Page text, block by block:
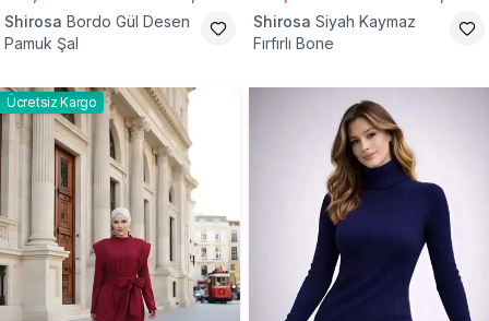
Shirosa Bordo Gül Desen
Pamuk Şal
Shirosa Siyah Kaymaz
Fırfırlı Bone
Ücretsiz Kargo